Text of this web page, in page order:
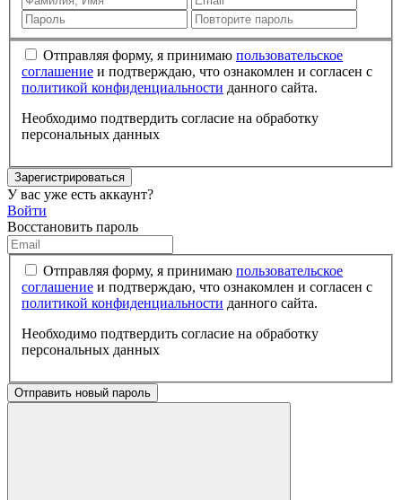
Отправляя форму, я принимаю пользовательское
соглашение и подтверждаю, что ознакомлен и согласен с
политикой конфиденциальности данного сайта.
Необходимо подтвердить согласие на обработку
персональных данных
Зарегистрироваться
У вас уже есть аккаунт?
Войти
Восстановить пароль
Отправляя форму, я принимаю пользовательское
соглашение и подтверждаю, что ознакомлен и согласен с
политикой конфиденциальности данного сайта.
Необходимо подтвердить согласие на обработку
персональных данных
Отправить новый пароль